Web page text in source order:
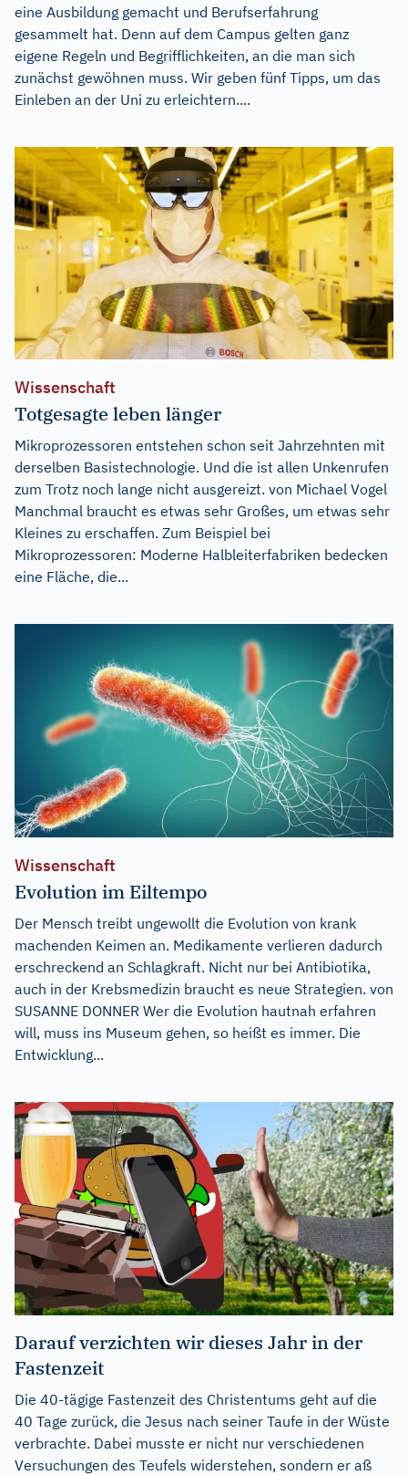
eine Ausbildung gemacht und Berufserfahrung
gesammelt hat. Denn auf dem Campus gelten ganz
eigene Regeln und Begrifflichkeiten, an die man sich
zunächst gewöhnen muss. Wir geben fünf Tipps, um das
Einleben an der Uni zu erleichtern....
Wissenschaft
Totgesagte leben länger
Mikroprozessoren entstehen schon seit Jahrzehnten mit
derselben Basistechnologie. Und die ist allen Unkenrufen
zum Trotz noch lange nicht ausgereizt. von Michael Vogel
Manchmal braucht es etwas sehr Großes, um etwas sehr
Kleines zu erschaffen. Zum Beispiel bei
Mikroprozessoren: Moderne Halbleiterfabriken bedecken
eine Fläche, die...
Wissenschaft
Evolution im Eiltempo
Der Mensch treibt ungewollt die Evolution von krank
machenden Keimen an. Medikamente verlieren dadurch
erschreckend an Schlagkraft. Nicht nur bei Antibiotika,
auch in der Krebsmedizin braucht es neue Strategien. von
SUSANNE DONNER Wer die Evolution hautnah erfahren
will, muss ins Museum gehen, so heißt es immer. Die
Entwicklung...
Darauf verzichten wir dieses Jahr in der
Fastenzeit
Die 40-tägige Fastenzeit des Christentums geht auf die
40 Tage zurück, die Jesus nach seiner Taufe in der Wüste
verbrachte. Dabei musste er nicht nur verschiedenen
Versuchungen des Teufels widerstehen, sondern er aß